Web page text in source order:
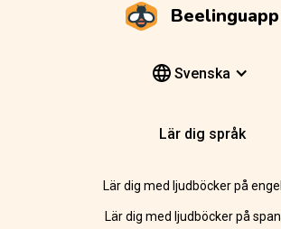
Beelinguapp
Svenska
Lär dig språk
Lär dig med ljudböcker på
Lär dig med ljudböcker på